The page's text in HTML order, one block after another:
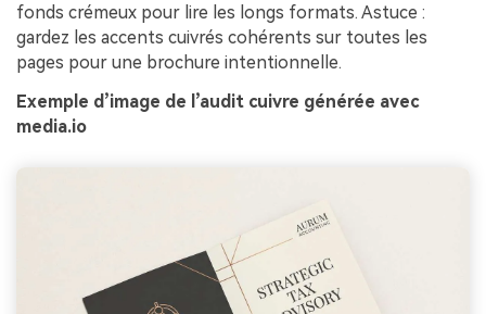
fonds crémeux pour lire les longs formats. Astuce :
gardez les accents cuivrés cohérents sur toutes les
pages pour une brochure intentionnelle.
Exemple d’image de l’audit cuivre générée avec
media.io